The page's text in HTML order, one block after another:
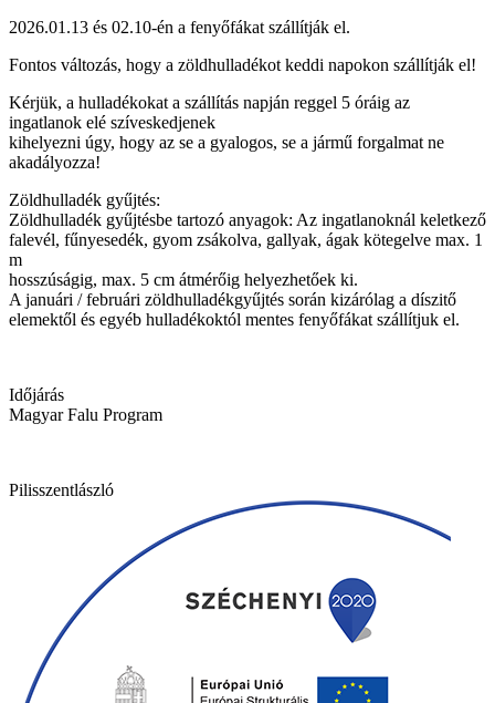
2026.01.13 és 02.10-én a fenyőfákat szállítják el.
Fontos változás, hogy a zöldhulladékot keddi napokon szállítják el!
Kérjük, a hulladékokat a szállítás napján reggel 5 óráig az
ingatlanok elé szíveskedjenek
kihelyezni úgy, hogy az se a gyalogos, se a jármű forgalmat ne
akadályozza!
Zöldhulladék gyűjtés:
Zöldhulladék gyűjtésbe tartozó anyagok: Az ingatlanoknál keletkező
falevél, fűnyesedék, gyom zsákolva, gallyak, ágak kötegelve max. 1
m
hosszúságig, max. 5 cm átmérőig helyezhetőek ki.
A januári / februári zöldhulladékgyűjtés során kizárólag a díszitő
elemektől és egyéb hulladékoktól mentes fenyőfákat szállítjuk el.
Időjárás
Magyar Falu Program
Pilisszentlászló